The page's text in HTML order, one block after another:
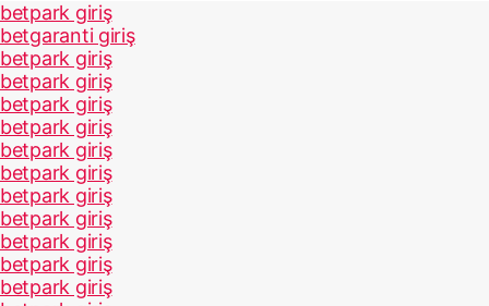
betpark giriş
betgaranti giriş
betpark giriş
betpark giriş
betpark giriş
betpark giriş
betpark giriş
betpark giriş
betpark giriş
betpark giriş
betpark giriş
betpark giriş
betpark giriş